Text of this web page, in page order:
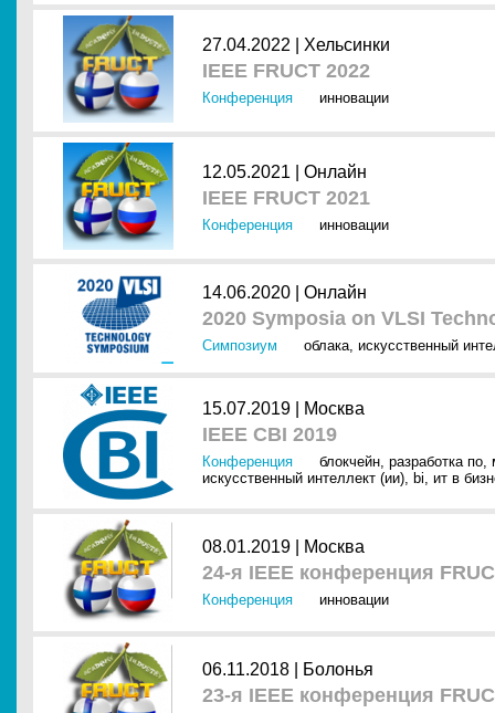
27.04.2022 | Хельсинки
IEEE FRUCT 2022
Конференция инновации
12.05.2021 | Онлайн
IEEE FRUCT 2021
Конференция инновации
14.06.2020 | Онлайн
2020 Symposia on VLSI
Симпозиум облака, искусственный
15.07.2019 | Москва
IEEE CBI 2019
Конференция блокчейн, разработка по,
искусственный интеллект (ии), bi, ит в
08.01.2019 | Москва
24-я IEEE конференция
Конференция инновации
06.11.2018 | Болонья
23-я IEEE конференция